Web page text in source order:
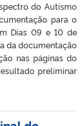
do Autismo
para o
Dias 09 e 10 de
da documentação
nas páginas do
preliminar